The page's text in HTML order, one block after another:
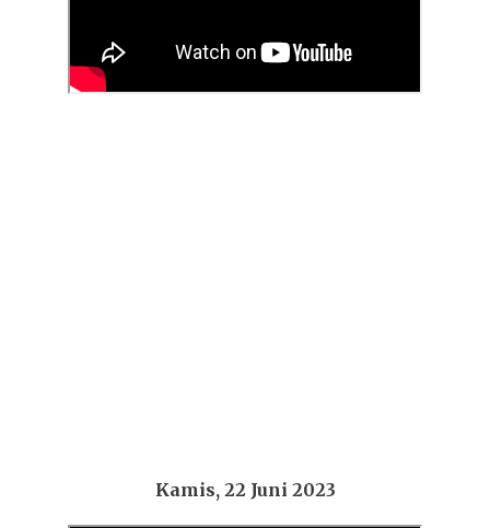
Kamis, 22 Juni 2023